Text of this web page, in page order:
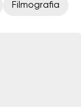
Filmografia